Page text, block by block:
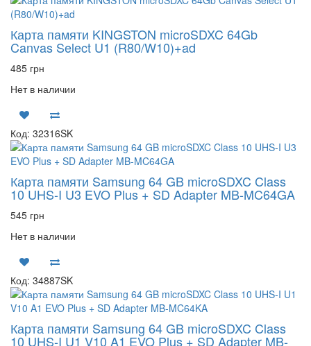
Карта памяти KINGSTON microSDXC 64Gb
Canvas Select U1 (R80/W10)+ad
485 грн
Нет в наличии
Код: 32316SK
Карта памяти Samsung 64 GB microSDXC Class
10 UHS-I U3 EVO Plus + SD Adapter MB-MC64GA
545 грн
Нет в наличии
Код: 34887SK
Карта памяти Samsung 64 GB microSDXC Class
10 UHS-I U1 V10 A1 EVO Plus + SD Adapter MB-